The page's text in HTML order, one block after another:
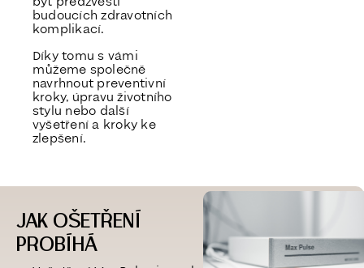
budoucích zdravotních
komplikací.
Díky tomu s vámi
můžeme společně
navrhnout preventivní
kroky, úpravu životního
stylu nebo další
vyšetření a kroky ke
zlepšení.
JAK OŠETŘENÍ
PROBÍHÁ